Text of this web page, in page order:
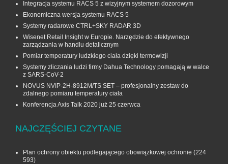
Integracja systemu RACS 5 z wizyjnym systemem dozorowym
Ekonomiczna wersja systemu RACS 5
Systemy radarowe CTRL+SKY RADAR 3D
Wisenet Retail Insight w Europie. Narzędzie do efektywnego
zarządzania w handlu detalicznym
Pomiar temperatury ludzkiego ciała dzięki termowizji
Systemy zliczania ludzi firmy Dahua Technology pomagają w walce
z SARS-CoV-2
NOVUS NVIP-2H-8912M/TS SET – profesjonalny zestaw do
zdalnego pomiaru temperatury ciała
Konferencja Axis Talk 2020 już 25 czerwca
NAJCZĘŚCIEJ CZYTANE
Plan ochrony obiektu podlegającego obowiązkowej ochronie (224
593)